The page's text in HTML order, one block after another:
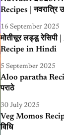
Recipes | नवरात्रि
16 September 2025
मोतीचूर लड्डू
Recipe in Hindi
5 September 2025
Aloo paratha
पराठे
30 July 2025
Veg Momos
विधि